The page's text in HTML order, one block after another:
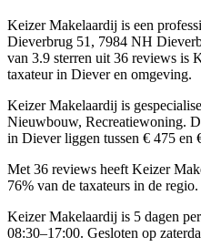
Keizer Makelaardij is een
Dieverbrug 51, 7984 NH
van 3.9 sterren uit 36 reviews is
taxateur in Diever en omgeving.
Keizer Makelaardij is
Nieuwbouw, Recreatiewoning.
in Diever liggen tussen € 475 en
Met 36 reviews heeft Keizer
76% van de taxateurs in de regio.
Keizer Makelaardij is 5 dagen
08:30–17:00. Gesloten op